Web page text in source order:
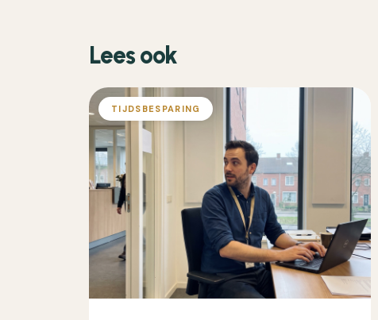
Lees ook
TIJDSBESPARING